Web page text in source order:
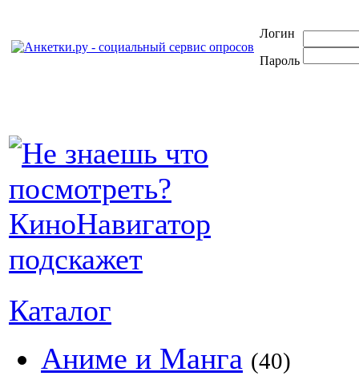
Логин
Пароль
Каталог
Аниме и Манга (40)